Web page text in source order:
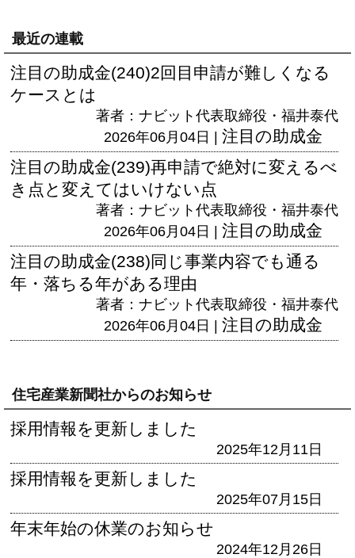
最近の連載
注目の助成金(240)2回目申請が難しくなる
ケースとは
著者：ナビット代表取締役・福井泰代
2026年06月04日 | 注目の助成金
注目の助成金(239)再申請で絶対に変えるべ
き点と変えてはいけない点
著者：ナビット代表取締役・福井泰代
2026年06月04日 | 注目の助成金
注目の助成金(238)同じ事業内容でも通る
年・落ちる年がある理由
著者：ナビット代表取締役・福井泰代
2026年06月04日 | 注目の助成金
住宅産業新聞社からのお知らせ
採用情報を更新しました
2025年12月11日
採用情報を更新しました
2025年07月15日
年末年始の休業のお知らせ
2024年12月26日